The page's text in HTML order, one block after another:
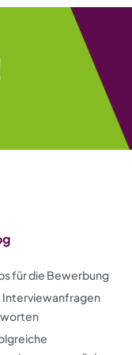
für die Bewerbung
Interviewanfragen